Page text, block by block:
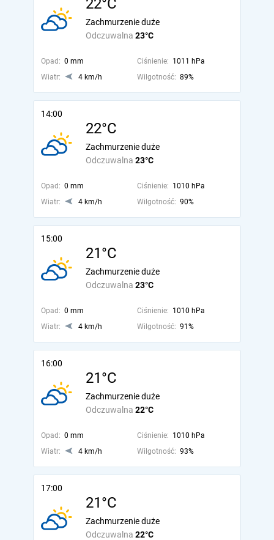
22°C
Odczuwalna 23°C
Zachmurzenie duże
Opad: 0 mm Ciśnienie: 1011 hPa
Wiatr:
4 km/h Wilgotność: 89%
14:00
22°C
Odczuwalna 23°C
Zachmurzenie duże
Opad: 0 mm Ciśnienie: 1010 hPa
Wiatr:
4 km/h Wilgotność: 90%
15:00
21°C
Odczuwalna 23°C
Zachmurzenie duże
Opad: 0 mm Ciśnienie: 1010 hPa
Wiatr:
4 km/h Wilgotność: 91%
16:00
21°C
Odczuwalna 22°C
Zachmurzenie duże
Opad: 0 mm Ciśnienie: 1010 hPa
Wiatr:
4 km/h Wilgotność: 93%
17:00
21°C
Odczuwalna 22°C
Zachmurzenie duże